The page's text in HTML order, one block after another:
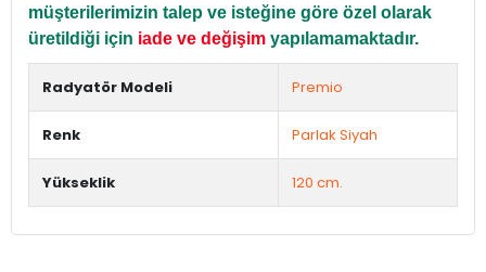
müşterilerimizin talep ve isteğine göre özel olarak
üretildiği için iade ve değişim yapılamamaktadır.
Radyatör Modeli Premio
Renk Parlak Siyah
Yükseklik 120 cm.